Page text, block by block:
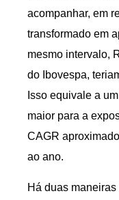
acompanhar, em
transformado em
mesmo intervalo,
do Ibovespa,
Isso equivale a
maior para a
CAGR
ao ano.
Há duas